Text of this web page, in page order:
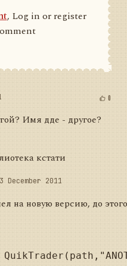
, Log in or register
0
Имя дде - другое?
кстати
December 2011
на новую версию, до